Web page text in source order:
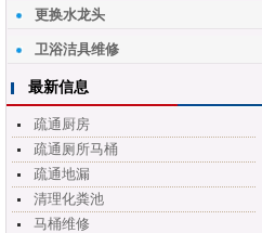
更换水龙头
卫浴洁具维修
最新信息
疏通厨房
疏通厕所马桶
疏通地漏
清理化粪池
马桶维修